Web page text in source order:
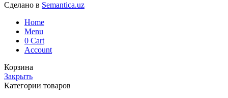
Сделано в Semantica.uz
Home
Menu
0 Cart
Account
Корзина
Закрыть
Категории товаров